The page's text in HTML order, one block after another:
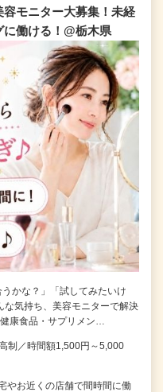
モニター大募集！未経
働ける！@栃木県
うかな？」「試してみたいけ
気持ち、美容モニターで解決
康食品・サプリメン…
制／時間額1,500円～5,000
お近くの店舗で間時間に働